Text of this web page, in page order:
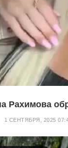
Рахимова
1 СЕНТЯБРЯ, 2025